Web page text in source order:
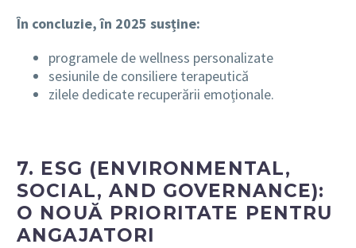
În concluzie, în 2025 susține:
programele de wellness personalizate
sesiunile de consiliere terapeutică
zilele dedicate recuperării emoționale.
7. ESG (ENVIRONMENTAL,
SOCIAL, AND GOVERNANCE):
O NOUĂ PRIORITATE PENTRU
ANGAJATORI